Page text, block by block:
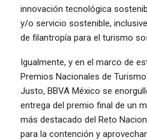
innovación tecnológica
y/o servicio sostenible,
de filantropía para el turismo
Igualmente, y en el marco de
Premios Nacionales de
Justo, BBVA México se
entrega del premio final de un
más destacado del Reto
para la contención y